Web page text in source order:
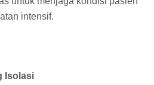
intensif.
Isolasi